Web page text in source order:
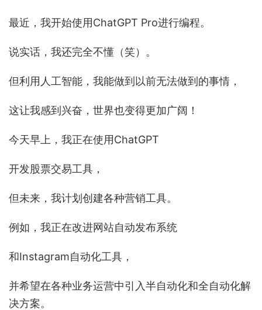
最近，我开始使用ChatGPT Pro进行编程。
说实话，我还完全不懂（笑）。
但利用人工智能，我能做到以前无法做到的事情，
这让我感到兴奋，世界也变得更加广阔！
今天早上，我正在使用ChatGPT
开发股票交易工具，
但未来，我计划创建各种营销工具。
例如，我正在改进网站自动发布系统
和Instagram自动化工具，
并希望在各种业务运营中引入半自动化和全自动化解
决方案。